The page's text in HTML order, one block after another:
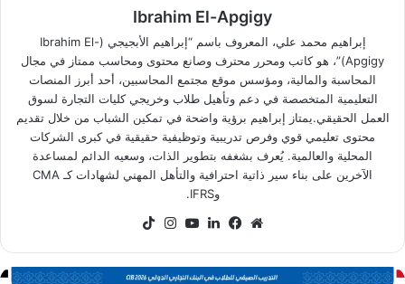
Ibrahim El-Apgigy
إبراهيم محمد علي، المعروف باسم “إبراهيم الأبجيجي (Ibrahim El-
Apgigy)”، هو كاتب ومحرر محترف وصانع محتوى ومحاسب ممتاز في مجال
المحاسبة والمالية، ومؤسس موقع مجتمع المحاسبين، أحد أبرز المنصات
التعليمية المتخصصة في دعم وتأهيل طلاب وخريجي كليات التجارة لسوق
العمل الحقيقي.يمتاز إبراهيم برؤية واضحة في تمكين الشباب من خلال تقديم
محتوى تعليمي قوي وفرص تدريبية وتوظيفية حقيقية في كبرى الشركات
المحلية والعالمية. يُعرف بشغفه بتطوير الذات، وسعيه الدائم لمساعدة
الآخرين على بناء سير ذاتية احترافية والتأهل المهني لشهادات كـ CMA
وIFRS.
موقعفيسبوكلينكدإن‫YouTube
انستقرام
برنامج